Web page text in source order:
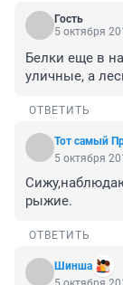
Гость
5 октября
Белки еще в
уличные, а
ОТВЕТИТЬ
Тот самый
5 октября
рыжие.
ОТВЕТИТЬ
Шинша